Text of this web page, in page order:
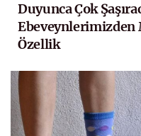
Duyunca Çok
Ebeveynlerimizden
Özellik